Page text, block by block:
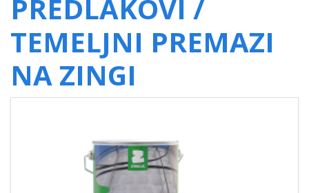
PREDLAKOVI /
TEMELJNI PREMAZI
NA ZINGI